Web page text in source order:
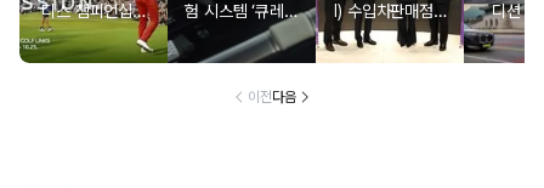
디스 챔피언십…
국내 유일 ‘드림
매치’ 성사되며 얼
험 시스템 ‘큐레이
션 엔진’ 공개
I) 수입차판매점 1
2년·수입인증중고
차 6년 연속 1위
디션 3
이전다음